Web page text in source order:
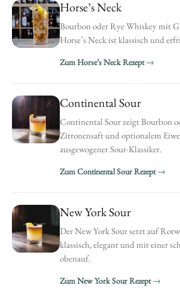
Horse’s Neck
Bourbon oder Rye Whiskey mit
Horse’s Neck ist klassisch und
Zum Horse’s Neck Rezept
Continental Sour
Continental Sour zeigt Bourbon
Zitronensaft und optionalem
ausgewogener Sour-Klassiker.
Zum Continental Sour Rezept
New York Sour
Der New York Sour setzt auf
klassisch, elegant und mit einer
obenauf.
Zum New York Sour Rezept